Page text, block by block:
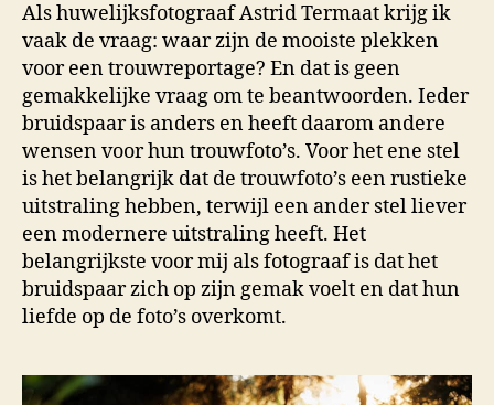
Als huwelijksfotograaf Astrid Termaat krijg ik
vaak de vraag: waar zijn de mooiste plekken
voor een trouwreportage? En dat is geen
gemakkelijke vraag om te beantwoorden. Ieder
bruidspaar is anders en heeft daarom andere
wensen voor hun trouwfoto’s. Voor het ene stel
is het belangrijk dat de trouwfoto’s een rustieke
uitstraling hebben, terwijl een ander stel liever
een modernere uitstraling heeft. Het
belangrijkste voor mij als fotograaf is dat het
bruidspaar zich op zijn gemak voelt en dat hun
liefde op de foto’s overkomt.